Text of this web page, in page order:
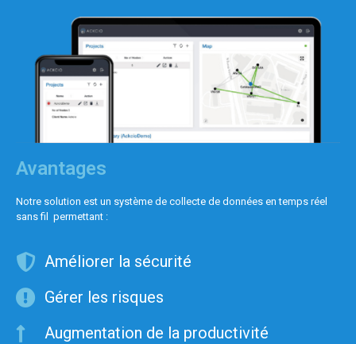
Avantages
Notre solution est un système de collecte de données en temps réel
sans fil permettant :
Améliorer la sécurité
Gérer les risques
Augmentation de la productivité